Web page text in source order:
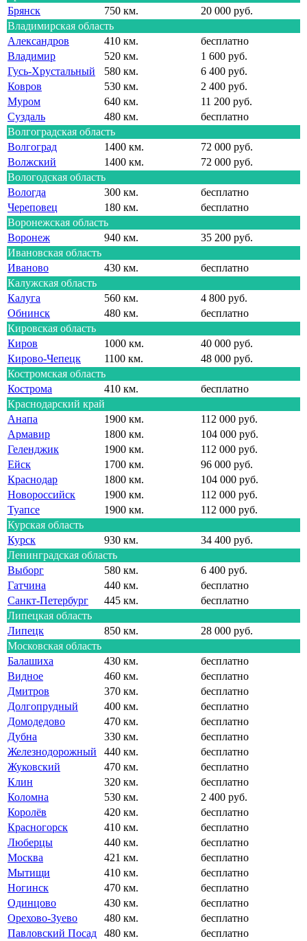
Брянск
750 км.
20 000 руб.
Владимирская область
Александров
410 км.
бесплатно
Владимир
520 км.
1 600 руб.
Гусь-Хрустальный
580 км.
6 400 руб.
Ковров
530 км.
2 400 руб.
Муром
640 км.
11 200 руб.
Суздаль
480 км.
бесплатно
Волгоградская область
Волгоград
1400 км.
72 000 руб.
Волжский
1400 км.
72 000 руб.
Вологодская область
Вологда
300 км.
бесплатно
Череповец
180 км.
бесплатно
Воронежская область
Воронеж
940 км.
35 200 руб.
Ивановская область
Иваново
430 км.
бесплатно
Калужская область
Калуга
560 км.
4 800 руб.
Обнинск
480 км.
бесплатно
Кировская область
Киров
1000 км.
40 000 руб.
Кирово-Чепецк
1100 км.
48 000 руб.
Костромская область
Кострома
410 км.
бесплатно
Краснодарский край
Анапа
1900 км.
112 000 руб.
Армавир
1800 км.
104 000 руб.
Геленджик
1900 км.
112 000 руб.
Ейск
1700 км.
96 000 руб.
Краснодар
1800 км.
104 000 руб.
Новороссийск
1900 км.
112 000 руб.
Туапсе
1900 км.
112 000 руб.
Курская область
Курск
930 км.
34 400 руб.
Ленинградская область
Выборг
580 км.
6 400 руб.
Гатчина
440 км.
бесплатно
Санкт-Петербург
445 км.
бесплатно
Липецкая область
Липецк
850 км.
28 000 руб.
Московская область
Балашиха
430 км.
бесплатно
Видное
460 км.
бесплатно
Дмитров
370 км.
бесплатно
Долгопрудный
400 км.
бесплатно
Домодедово
470 км.
бесплатно
Дубна
330 км.
бесплатно
Железнодорожный
440 км.
бесплатно
Жуковский
470 км.
бесплатно
Клин
320 км.
бесплатно
Коломна
530 км.
2 400 руб.
Королёв
420 км.
бесплатно
Красногорск
410 км.
бесплатно
Люберцы
440 км.
бесплатно
Москва
421 км.
бесплатно
Мытищи
410 км.
бесплатно
Ногинск
470 км.
бесплатно
Одинцово
430 км.
бесплатно
Орехово-Зуево
480 км.
бесплатно
Павловский Посад
480 км.
бесплатно